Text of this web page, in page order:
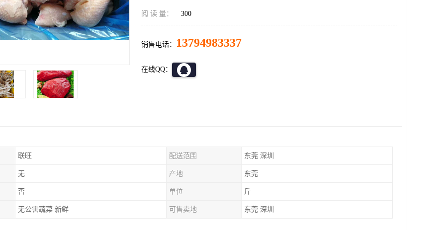
阅 读 量： 300
销售电话： 13794983337
在线QQ：
联旺 配送范围 东莞 深圳
无 产地 东莞
否 单位 斤
无公害蔬菜 新鲜 可售卖地 东莞 深圳